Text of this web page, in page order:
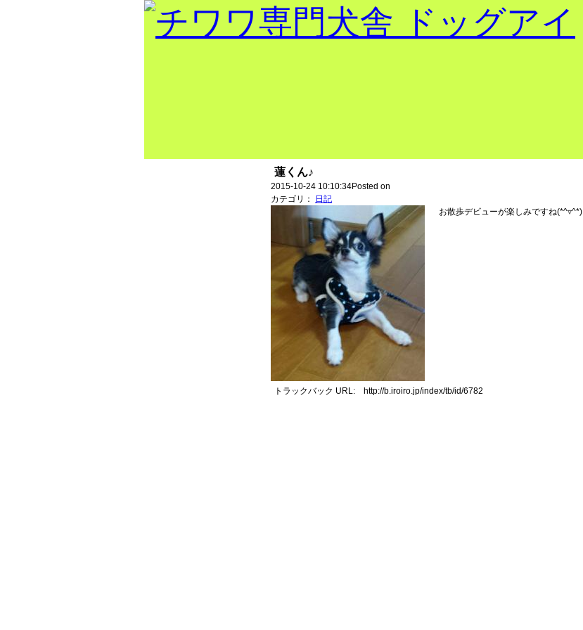
蓮くん♪
2015-10-24 10:10:34Posted on
カテゴリ：
日記
お散歩デビューが楽しみですね(*^▿^*)
トラックバック URL: http://b.iroiro.jp/index/tb/id/6782